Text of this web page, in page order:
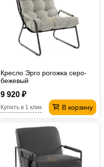
Кресло Эрго рогожка серо-
бежевый
9 920 ₽
В корзину
Купить в 1 клик